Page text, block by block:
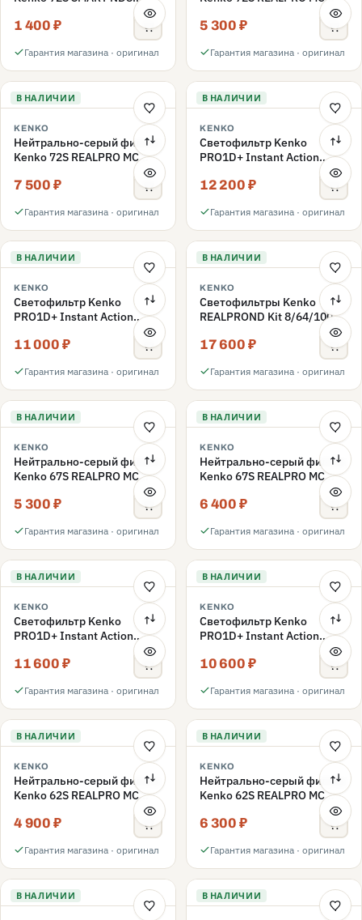
1 400 ₽
Гарантия магазина · оригинал
5 300 ₽
Гарантия магазина · оригинал
В НАЛИЧИИ
KENKO
Нейтрально-серый фильтр
Kenko 72S REALPRO MC
7 500 ₽
Гарантия магазина · оригинал
В НАЛИЧИИ
KENKO
Светофильтр Kenko
PRO1D+ Instant Action
Variable NDX3-450+C-PLS
переменной плотности
12 200 ₽
Гарантия магазина · оригинал
В НАЛИЧИИ
KENKO
Светофильтр Kenko
PRO1D+ Instant Action
Variable NDX3-450+C-PL
переменной плотности
11 000 ₽
Гарантия магазина · оригинал
В НАЛИЧИИ
KENKO
Светофильтры Kenko
REALPROND Kit 8/64/1000
17 600 ₽
Гарантия магазина · оригинал
В НАЛИЧИИ
KENKO
Нейтрально-серый фильтр
Kenko 67S REALPRO MC
5 300 ₽
Гарантия магазина · оригинал
В НАЛИЧИИ
KENKO
Нейтрально-серый фильтр
Kenko 67S REALPRO MC
6 400 ₽
Гарантия магазина · оригинал
В НАЛИЧИИ
KENKO
Светофильтр Kenko
PRO1D+ Instant Action
Variable NDX3-450+C-PLS
переменной плотности
11 600 ₽
Гарантия магазина · оригинал
В НАЛИЧИИ
KENKO
Светофильтр Kenko
PRO1D+ Instant Action
Variable NDX3-450+C-PL
переменной плотности
10 600 ₽
Гарантия магазина · оригинал
В НАЛИЧИИ
KENKO
Нейтрально-серый фильтр
Kenko 62S REALPRO MC
4 900 ₽
Гарантия магазина · оригинал
В НАЛИЧИИ
KENKO
Нейтрально-серый фильтр
Kenko 62S REALPRO MC
6 300 ₽
Гарантия магазина · оригинал
В НАЛИЧИИ В НАЛИЧИИ